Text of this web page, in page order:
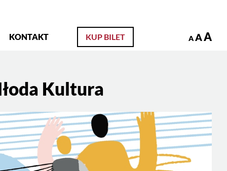
KONTAKT KUP BILET A AA
Kultura